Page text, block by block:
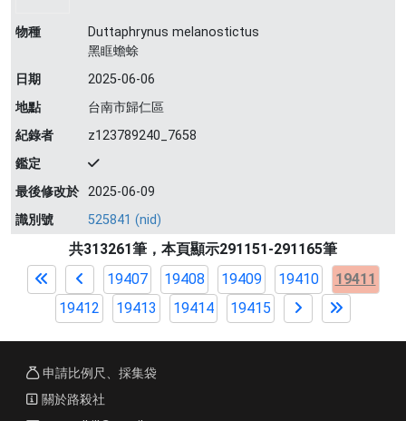
物種
Duttaphrynus melanostictus
黑眶蟾蜍
日期
2025-06-06
地點
台南市歸仁區
紀錄者
z123789240_7658
鑑定
最後修改於 2025-06-09
識別號
525841 (nid)
共313261筆，本頁顯示291151-291165筆
19407
19408 19409 19410
19411
19412
19413 19414 19415
申請比例尺、採集袋
關於路殺社